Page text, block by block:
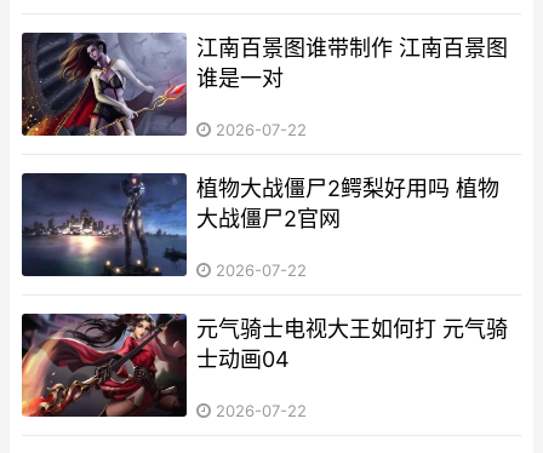
江南百景图谁带制作 江南百景图
谁是一对
2026-07-22
植物大战僵尸2鳄梨好用吗 植物
大战僵尸2官网
2026-07-22
元气骑士电视大王如何打 元气骑
士动画04
2026-07-22